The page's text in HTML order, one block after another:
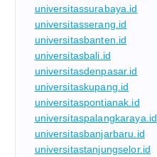
universitassurabaya.id
universitasserang.id
universitasbanten.id
universitasbali.id
universitasdenpasar.id
universitaskupang.id
universitaspontianak.id
universitaspalangkaraya.id
universitasbanjarbaru.id
universitastanjungselor.id